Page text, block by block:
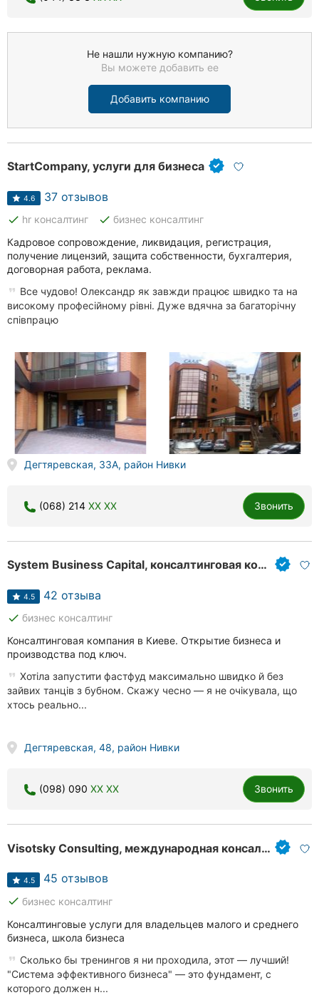
Не нашли нужную компанию?
Вы можете добавить ее
Добавить компанию
StartCompany, услуги для бизнеса
4.6 37 отзывов
done hr консалтинг done бизнес консалтинг
Кадровое сопровождение, ликвидация, регистрация,
получение лицензий, защита собственности, бухгалтерия,
договорная работа, реклама.
Все чудово! Олександр як завжди працює швидко та на
високому професійному рівні. Дуже вдячна за багаторічну
співпрацю
Дегтяревская, 33А, район Нивки
(068) 214 XX XX Звонить
System Business Capital, консалтинговая компания
4.5 42 отзыва
done бизнес консалтинг
Консалтинговая компания в Киеве. Открытие бизнеса и
производства под ключ.
Хотіла запустити фастфуд максимально швидко й без
зайвих танців з бубном. Скажу чесно — я не очікувала, що
хтось реально...
Дегтяревская, 48, район Нивки
(098) 090 XX XX Звонить
Visotsky Consulting, международная консалтинговая компания
4.5 45 отзывов
done бизнес консалтинг
Консалтинговые услуги для владельцев малого и среднего
бизнеса, школа бизнеса
Сколько бы тренингов я ни проходила, этот — лучший!
"Система эффективного бизнеса" — это фундамент, с
которого должен н...